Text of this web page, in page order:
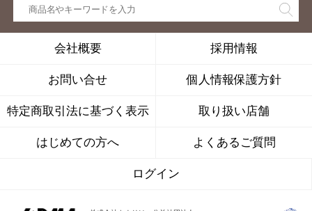
会社概要 採用情報
お問い合せ 個人情報保護方針
特定商取引法に基づく表示 取り扱い店舗
はじめての方へ よくあるご質問
ログイン